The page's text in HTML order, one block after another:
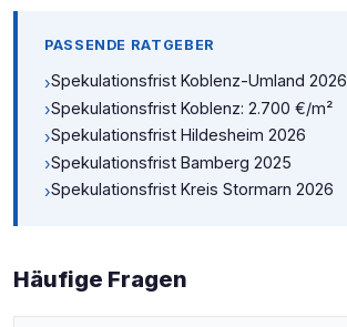
PASSENDE RATGEBER
›Spekulationsfrist Koblenz-Umland 2026
›Spekulationsfrist Koblenz: 2.700 €/m²
›Spekulationsfrist Hildesheim 2026
›Spekulationsfrist Bamberg 2025
›Spekulationsfrist Kreis Stormarn 2026
Häufige Fragen